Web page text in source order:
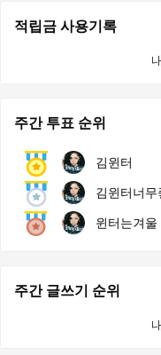
적립금 사용기록
주간 투표 순위
김윈터
김윈터너무
윈터는겨울
주간 글쓰기 순위